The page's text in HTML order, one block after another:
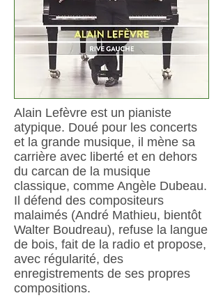
Alain Lefèvre est un pianiste
atypique. Doué pour les concerts
et la grande musique, il mène sa
carrière avec liberté et en dehors
du carcan de la musique
classique, comme Angèle Dubeau.
Il défend des compositeurs
malaimés (André Mathieu, bientôt
Walter Boudreau), refuse la langue
de bois, fait de la radio et propose,
avec régularité, des
enregistrements de ses propres
compositions.